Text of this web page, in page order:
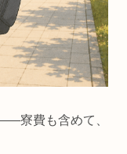
寮費も含めて、